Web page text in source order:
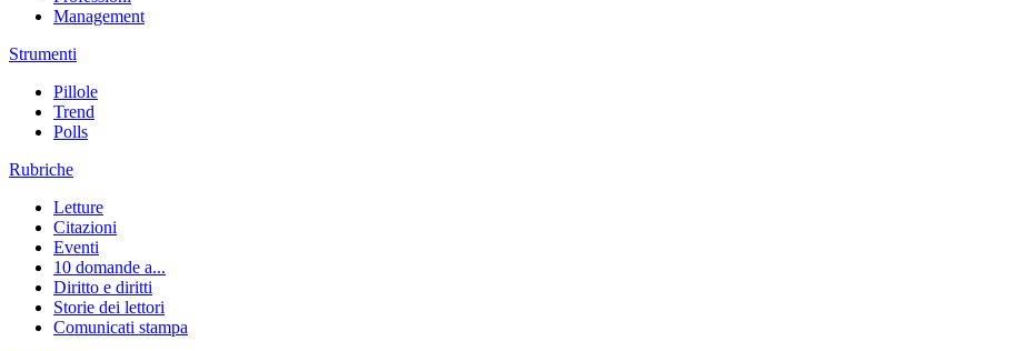
Management
Strumenti
Pillole
Trend
Polls
Rubriche
Letture
Citazioni
Eventi
10 domande a...
Diritto e diritti
Storie dei lettori
Comunicati stampa